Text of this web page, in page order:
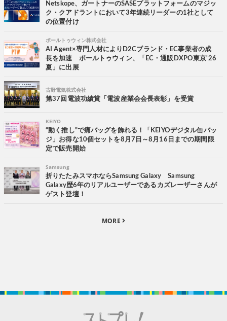
Netskope、ガートナーのSASEプラットフォームのマジッ
ク・クアドラントにおいて3年連続リーダーの1社として
の位置付け
ポールトゥウィン株式会社
AI Agent×専門人材によりD2Cブランド・EC事業者の成
長を加速 ポールトゥウィン、「EC・通販DXPO東京'26
夏」に出展
古野電気株式会社
第37回電波功績賞「電波産業会会長表彰」を受賞
KEIYO
“動く推し”で痛バッグを飾れる！「KEIYOデジタル缶バッ
ジ」お得な10個セットを8月7日～8月16日までの期間限
定で販売開始
Samsung
折りたたみスマホならSamsung Galaxy Samsung
Galaxy歴6年のリアルユーザーであるカズレーザーさんが
ゲスト登壇！
MORE